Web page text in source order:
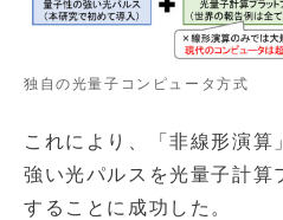
独自の光量子コンピュータ方式
これにより、「非線形演算
強い光パルスを光量子計算
することに成功した。